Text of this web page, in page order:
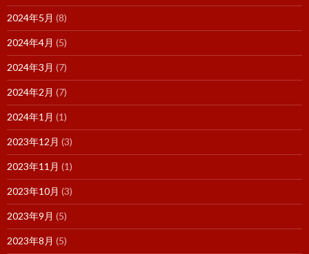
2024年5月 (8)
2024年4月 (5)
2024年3月 (7)
2024年2月 (7)
2024年1月 (1)
2023年12月 (3)
2023年11月 (1)
2023年10月 (3)
2023年9月 (5)
2023年8月 (5)